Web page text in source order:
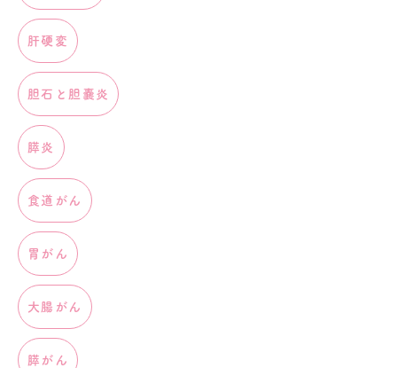
肝硬変
胆石と胆嚢炎
膵炎
食道がん
胃がん
大腸がん
膵がん